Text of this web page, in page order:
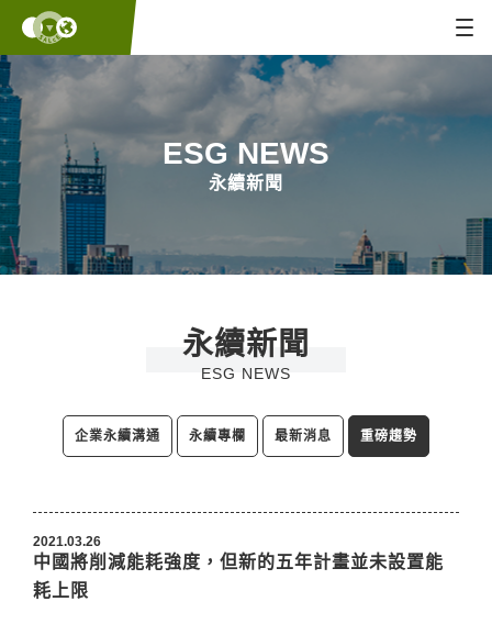
ESG NEWS
永續新聞
永續新聞
ESG NEWS
企業永續溝通 永續專欄 最新消息 重磅趨勢
2021.03.26
中國將削減能耗強度，但新的五年計畫並未設置能
耗上限